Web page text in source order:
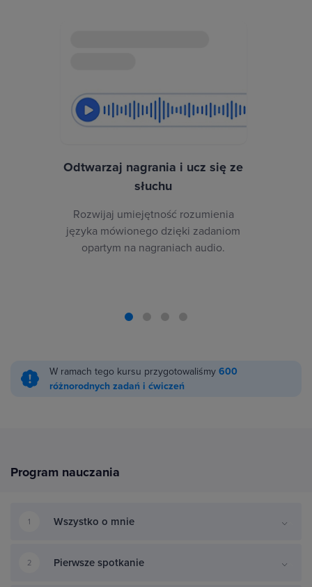
Odtwarzaj nagrania i ucz się ze
słuchu
Rozwijaj umiejętność rozumienia
języka mówionego dzięki zadaniom
opartym na nagraniach audio.
W ramach tego kursu przygotowaliśmy 600
różnorodnych zadań i ćwiczeń
Program nauczania
1 Wszystko o mnie
2 Pierwsze spotkanie